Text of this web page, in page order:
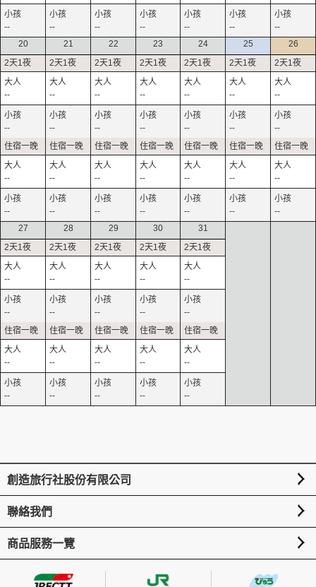
-- -- -- -- -- --
--
20
--
--
--
--
21
--
--
--
--
22
--
--
--
--
23
--
--
--
--
24
--
--
--
--
25
--
--
--
--
26
--
--
--
--
27
--
--
--
--
28
--
--
--
--
29
--
--
--
--
30
--
--
--
--
31
--
--
--
--
創造旅行社股份有限公司
聯絡我們
商品服務一覽